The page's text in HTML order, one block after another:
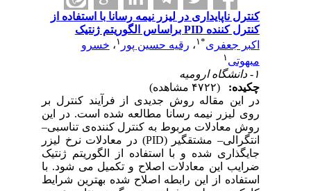
کنترل ناپایداری در لیزر نیمه رسانا با استفاده از
کنترل کننده PID براساس الگوریتم ژنتیک
اکبر جعفری* ۱،رقیه حسین پور ،خسرو
مبهوتی
چکیده:
در این مقاله روش جدیدی از فرآیند کنترل بر
روی لیزر نیمه رسانا مطالعه شده است. در این
روش معادلات مربوط به کنترل کننده‌ی تناسبی–
انتگرالی– مشتقگیر (PID) در معادلات نرخ لیزر
جایگذاری شده و با استفاده از الگوریتم ژنتیک
ضرایب این معادلات اصلاح و تکمیل می شود. با
استفاده از این رابطه اصلاح شده‌ بهترین شرایط